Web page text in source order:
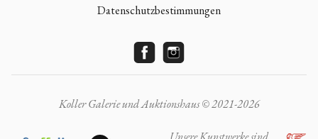
Datenschutzbestimmungen
Koller Galerie und Auktionshaus © 2021-2026